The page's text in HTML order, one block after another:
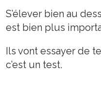
S’élever bien au
est bien plus
Ils vont essayer de
c’est un test.